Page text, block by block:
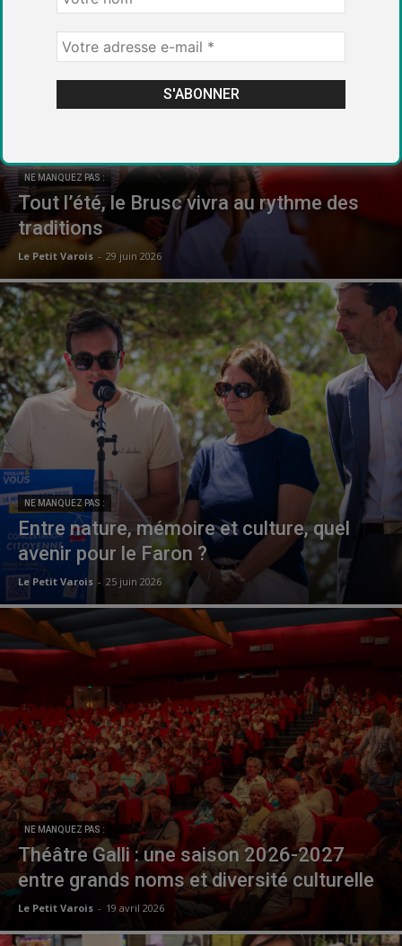
NE MANQUEZ PAS :
Tout l’été, le Brusc vivra au rythme des
traditions
Le Petit Varois - 29 juin 2026
NE MANQUEZ PAS :
Entre nature, mémoire et culture, quel
avenir pour le Faron ?
Le Petit Varois - 25 juin 2026
NE MANQUEZ PAS :
Théâtre Galli : une saison 2026-2027
entre grands noms et diversité culturelle
Le Petit Varois - 19 avril 2026